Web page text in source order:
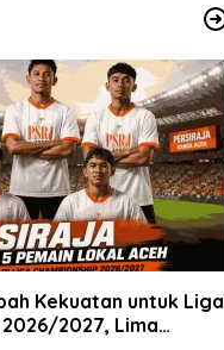
Kekuatan untuk Liga
2027, Lima